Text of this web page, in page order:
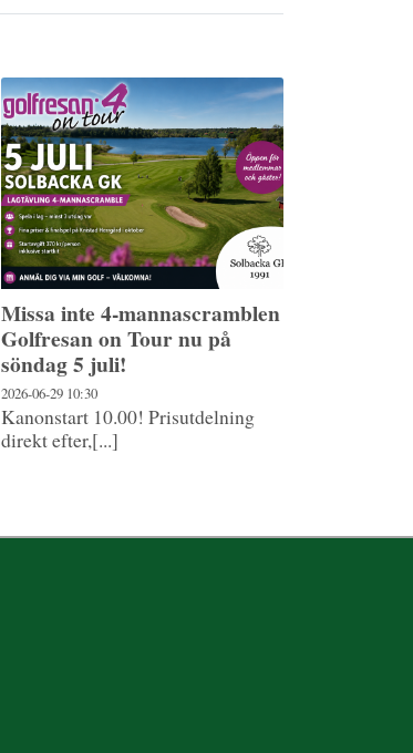
Missa inte 4-mannascramblen
Golfresan on Tour nu på
söndag 5 juli!
2026-06-29 10:30
Kanonstart 10.00! Prisutdelning
direkt efter,[...]